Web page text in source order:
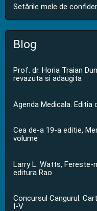
Setările mele de
Blog
Prof. dr. Horia Traian
revazuta si adaugita
Agenda Medicala. Editia
Cea de-a 19-a editie,
volume
Larry L. Watts, Fereste-
editura Rao
Concursul Cangurul.
I-V